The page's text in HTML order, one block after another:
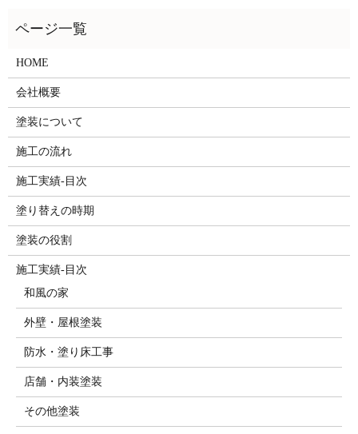
HOME
会社概要
塗装について
施工の流れ
施工実績-目次
塗り替えの時期
塗装の役割
施工実績-目次
和風の家
外壁・屋根塗装
防水・塗り床工事
店舗・内装塗装
その他塗装